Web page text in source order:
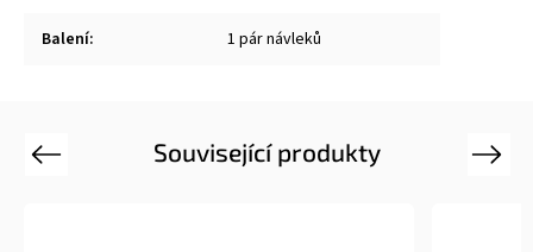
Balení: 1 pár návleků
Související produkty
Previous Next